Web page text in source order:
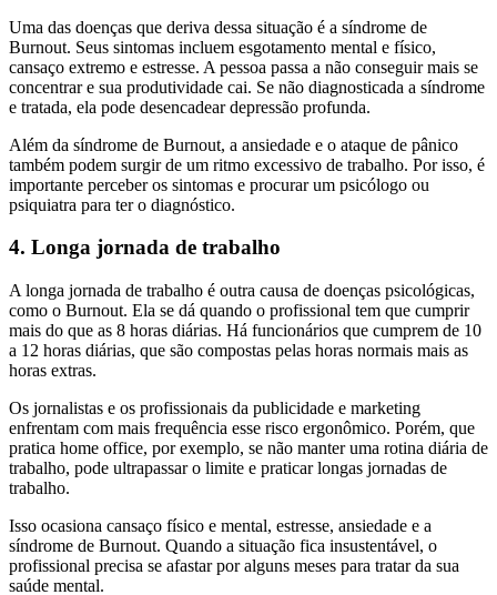
Uma das doenças que deriva dessa situação é a síndrome de
Burnout. Seus sintomas incluem esgotamento mental e físico,
cansaço extremo e estresse. A pessoa passa a não conseguir mais se
concentrar e sua produtividade cai. Se não diagnosticada a síndrome
e tratada, ela pode desencadear depressão profunda.
Além da síndrome de Burnout, a ansiedade e o ataque de pânico
também podem surgir de um ritmo excessivo de trabalho. Por isso, é
importante perceber os sintomas e procurar um psicólogo ou
psiquiatra para ter o diagnóstico.
4. Longa jornada de trabalho
A longa jornada de trabalho é outra causa de doenças psicológicas,
como o Burnout. Ela se dá quando o profissional tem que cumprir
mais do que as 8 horas diárias. Há funcionários que cumprem de 10
a 12 horas diárias, que são compostas pelas horas normais mais as
horas extras.
Os jornalistas e os profissionais da publicidade e marketing
enfrentam com mais frequência esse risco ergonômico. Porém, que
pratica home office, por exemplo, se não manter uma rotina diária de
trabalho, pode ultrapassar o limite e praticar longas jornadas de
trabalho.
Isso ocasiona cansaço físico e mental, estresse, ansiedade e a
síndrome de Burnout. Quando a situação fica insustentável, o
profissional precisa se afastar por alguns meses para tratar da sua
saúde mental.